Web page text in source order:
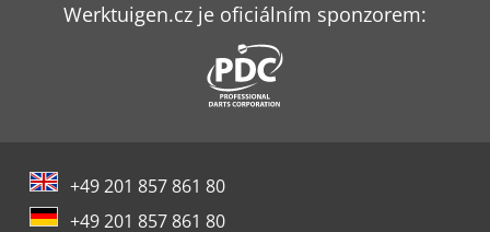
Genie S-65 Xc
Genie Z-45 Xc
Werktuigen.cz je oficiálním sponzorem:
+49 201 857 861 80
+49 201 857 861 80